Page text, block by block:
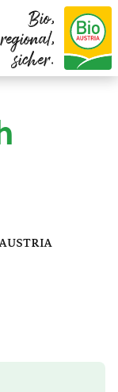
Bio,
regional,
sicher.